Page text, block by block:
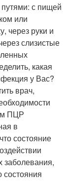
с пищей
или
через руки и
слизистые
какая
у Вас?
врач,
ПЦР
в
состояние
заболевания,
состояния